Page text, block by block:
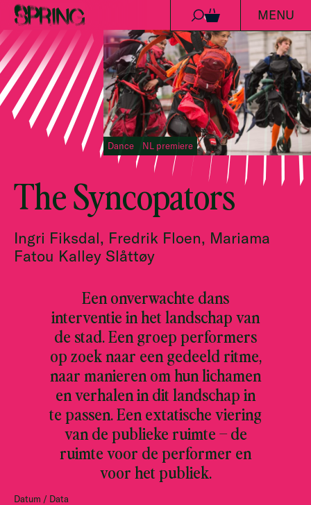
Ga naar de inhoud
0 MENU
Dance NL premiere
The Syncopators
Ingri Fiksdal, Fredrik Floen, Mariama
Fatou Kalley Slåttøy
Datum / Data
Een onverwachte dans
interventie in het landschap van
de stad. Een groep performers
op zoek naar een gedeeld ritme,
naar manieren om hun lichamen
en verhalen in dit landschap in
te passen. Een extatische viering
van de publieke ruimte – de
ruimte voor de performer en
voor het publiek.